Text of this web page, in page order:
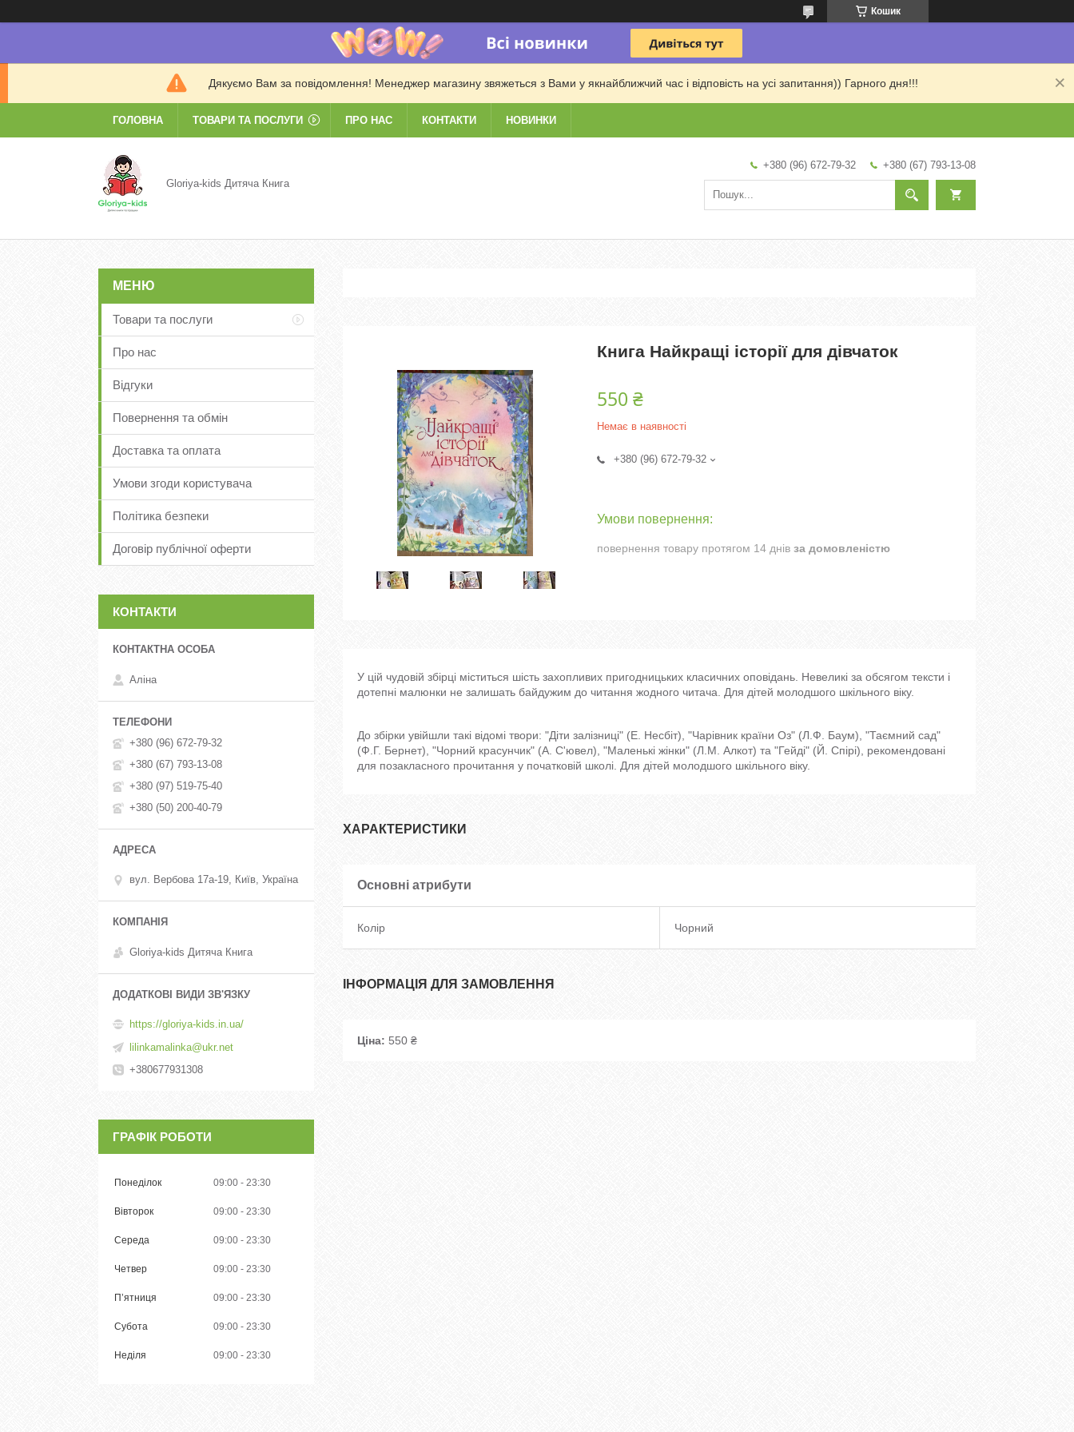
Кошик
Дякуємо Вам за повідомлення! Менеджер магазину звяжеться з Вами у якнайближчий час і відповість на усі запитання)) Гарного дня!!!
ГОЛОВНА ТОВАРИ ТА ПОСЛУГИ ПРО НАС КОНТАКТИ НОВИНКИ
Gloriya-kids Дитяча Книга
+380 (96) 672-79-32 +380 (67) 793-13-08
Книга Найкращі історії для дівчаток
550 ₴
Немає в наявності
+380 (96) 672-79-32
повернення товару протягом 14 днів за домовленістю
У цій чудовій збірці міститься шість захопливих пригодницьких класичних оповідань. Невеликі за обсягом тексти і
дотепні малюнки не залишать байдужим до читання жодного читача. Для дітей молодшого шкільного віку.
До збірки увійшли такі відомі твори: "Діти залізниці" (Е. Несбіт), "Чарівник країни Оз" (Л.Ф. Баум), "Таємний сад"
(Ф.Г. Бернет), "Чорний красунчик" (А. С'ювел), "Маленькі жінки" (Л.М. Алкот) та "Гейді" (Й. Спірі), рекомендовані
для позакласного прочитання у початковій школі. Для дітей молодшого шкільного віку.
ХАРАКТЕРИСТИКИ
Основні атрибути
Колір Чорний
ІНФОРМАЦІЯ ДЛЯ ЗАМОВЛЕННЯ
Ціна: 550 ₴
Товари та послуги
Про нас
Відгуки
Повернення та обмін
Доставка та оплата
Умови згоди користувача
Політика безпеки
Договір публічної оферти
КОНТАКТИ
Аліна
+380 (96) 672-79-32
+380 (67) 793-13-08
+380 (97) 519-75-40
+380 (50) 200-40-79
вул. Вербова 17а-19, Київ, Україна
Gloriya-kids Дитяча Книга
https://gloriya-kids.in.ua/
lilinkamalinka@ukr.net
+380677931308
ГРАФІК РОБОТИ
Понеділок 09:00 23:30
Вівторок 09:00 23:30
Середа 09:00 23:30
Четвер 09:00 23:30
Пʼятниця 09:00 23:30
Субота 09:00 23:30
Неділя 09:00 23:30